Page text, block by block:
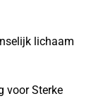
lichaam
voor Sterke